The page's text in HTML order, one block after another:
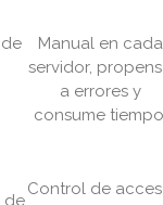
Manual en cada
servidor,
a errores y
consume
de
Control de